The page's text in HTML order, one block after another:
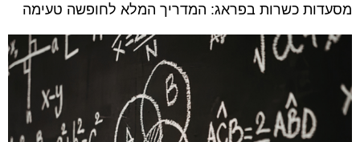
מסעדות כשרות בפראג: המדריך המלא לחופשה טעימה